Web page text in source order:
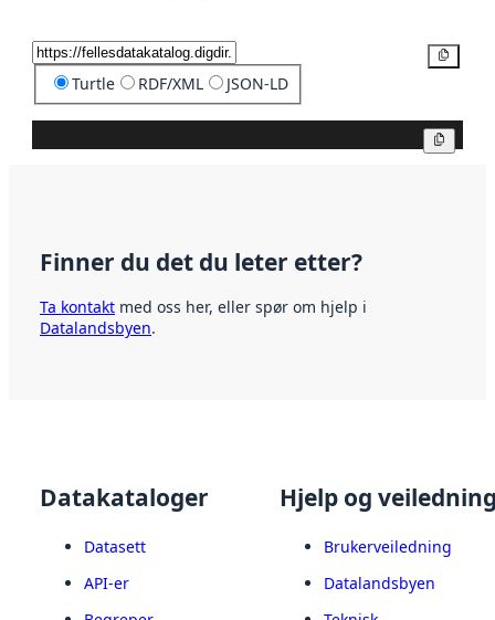
Turtle RDF/XML JSON-LD
Finner du det du leter etter?
Ta kontakt med oss her, eller spør om hjelp i
Datalandsbyen.
Datakataloger
Datasett
API-er
Hjelp og
Brukerveiledning
Datalandsbyen